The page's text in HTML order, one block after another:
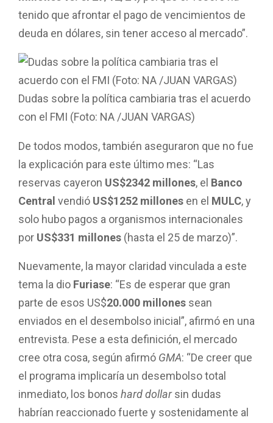
tenido que afrontar el pago de vencimientos de
deuda en dólares, sin tener acceso al mercado”.
Dudas sobre la política cambiaria tras el acuerdo
con el FMI (Foto: NA /JUAN VARGAS)
De todos modos, también aseguraron que no fue
la explicación para este último mes: “Las
reservas cayeron US$2342 millones, el Banco
Central vendió US$1252 millones en el MULC, y
solo hubo pagos a organismos internacionales
por US$331 millones (hasta el 25 de marzo)”.
Nuevamente, la mayor claridad vinculada a este
tema la dio Furiase: “Es de esperar que gran
parte de esos US$20.000 millones sean
enviados en el desembolso inicial”, afirmó en una
entrevista. Pese a esta definición, el mercado
cree otra cosa, según afirmó GMA: “De creer que
el programa implicaría un desembolso total
inmediato, los bonos hard dollarsin dudas
habrían reaccionado fuerte y sostenidamente al